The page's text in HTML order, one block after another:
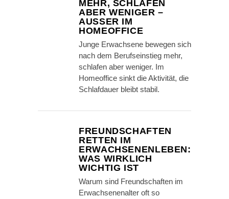
MEHR, SCHLAFEN
ABER WENIGER –
AUSSER IM H
OMEOFFICE
Junge Erwachsene bewegen sich
nach dem Berufseinstieg mehr,
schlafen aber weniger. Im
Homeoffice sinkt die Aktivität, die
Schlafdauer bleibt stabil.
FREUNDSCHAFTEN
RETTEN IM
ERWACHSENENLEBEN:
WAS WIRKLICH
WICHTIG IST
Warum sind Freundschaften im
Erwachsenenalter oft so